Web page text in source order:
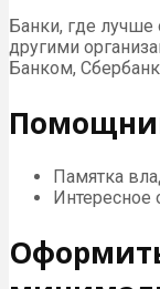
Банки, где
другими
Банком,
Памятка
Интересное